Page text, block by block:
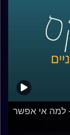
למה אי אפשר